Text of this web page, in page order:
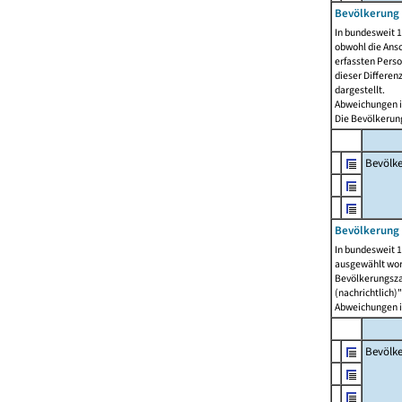
Bevölkerung
In bundesweit
obwohl die
erfassten
dieser
dargestellt.
Abweichungen
Die
In bundesweit
ausgewählt
Abweichungen